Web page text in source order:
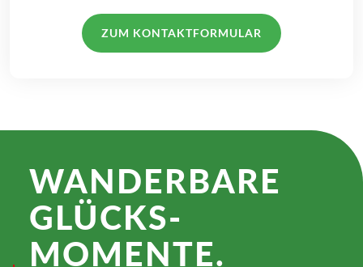
ZUM KONTAKTFORMULAR
WANDER­BARE
GLÜCKS­
MOMENTE.